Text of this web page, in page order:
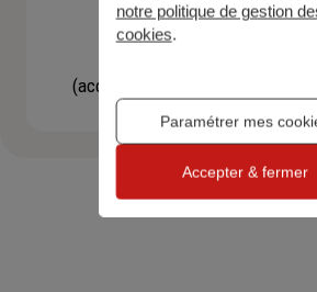
(accéder à l'espace client, gérer
notre politique de gestion
cookies.
Paramétrer mes
Accepter & fermer